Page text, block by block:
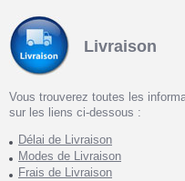
Livraison
Vous trouverez toutes les
sur les liens ci-dessous :
Délai de Livraison
Modes de Livraison
Frais de Livraison